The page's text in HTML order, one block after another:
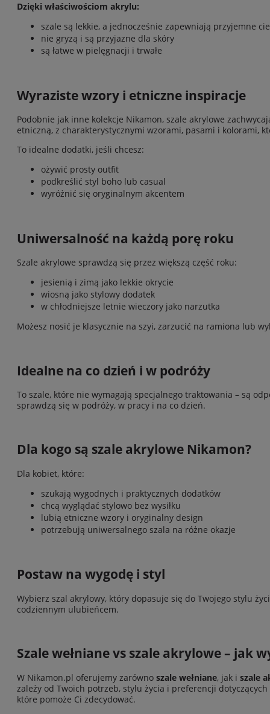
Dzięki właściwościom akrylu:
szale są lekkie, a jednocześnie zapewniają przyjemne
nie gryzą i są przyjazne dla skóry
są łatwe w pielęgnacji i trwałe
Wyraziste wzory i etniczne inspiracje
Podobnie jak inne kolekcje Nikamon, szale akrylowe
etniczną, z charakterystycznymi wzorami, pasami i kolorami,
To idealne dodatki, jeśli chcesz:
ożywić prosty outfit
podkreślić styl boho lub casual
wyróżnić się oryginalnym akcentem
Uniwersalność na każdą porę roku
Szale akrylowe sprawdzą się przez większą część roku:
jesienią i zimą jako lekkie okrycie
wiosną jako stylowy dodatek
w chłodniejsze letnie wieczory jako narzutka
Możesz nosić je klasycznie na szyi, zarzucić na ramiona lub
Idealne na co dzień i w podróży
To szale, które nie wymagają specjalnego traktowania – są
sprawdzą się w podróży, w pracy i na co dzień.
Dla kogo są szale akrylowe Nikamon?
Dla kobiet, które:
szukają wygodnych i praktycznych dodatków
chcą wyglądać stylowo bez wysiłku
lubią etniczne wzory i oryginalny design
potrzebują uniwersalnego szala na różne okazje
Postaw na wygodę i styl
Wybierz szal akrylowy, który dopasuje się do Twojego stylu
codziennym ulubieńcem.
Szale wełniane vs szale akrylowe – jak
W Nikamon.pl oferujemy zarówno szale wełniane, jak i szale
zależy od Twoich potrzeb, stylu życia i preferencji
które pomoże Ci zdecydować.